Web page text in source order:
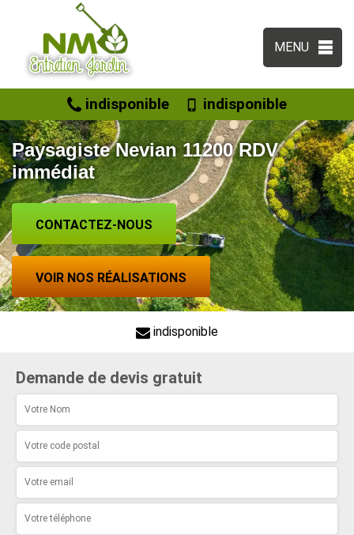
MENU
indisponible indisponible
Paysagiste Nevian 11200 RDV
immédiat
CONTACTEZ-NOUS
VOIR NOS RÉALISATIONS
indisponible
Demande de devis gratuit